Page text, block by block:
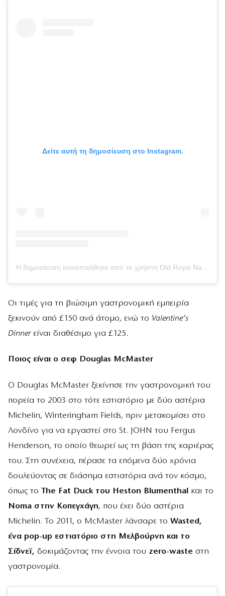
Δείτε αυτή τη δημοσίευση στο Instagram.
Οι τιμές για τη βιώσιμη γαστρονομική εμπειρία
ξεκινούν από £150 ανά άτομο, ενώ το Valentine’s
Dinnerείναι διαθέσιμο για £125.
Ποιος είναι ο σεφ Douglas McMaster
Ο Douglas McMaster ξεκίνησε την γαστρονομική του
πορεία το 2003 στο τότε εστιατόριο με δύο αστέρια
Michelin, Winteringham Fields, πριν μετακομίσει στο
Λονδίνο για να εργαστεί στο St. JOHN του Fergus
Henderson, το οποίο θεωρεί ως τη βάση της καριέρας
του. Στη συνέχεια, πέρασε τα επόμενα δύο χρόνια
δουλεύοντας σε διάσημα εστιατόρια ανά τον κόσμο,
όπως το The Fat Duck του Heston Blumenthal και το
Noma στην Κοπεγχάγη, που έχει δύο αστέρια
Michelin. Το 2011, ο McMaster λάνσαρε το Wasted,
ένα pop-up εστιατόριο στη Μελβούρνη και το
Σίδνεϊ, δοκιμάζοντας την έννοια του zero-waste στη
γαστρονομία.